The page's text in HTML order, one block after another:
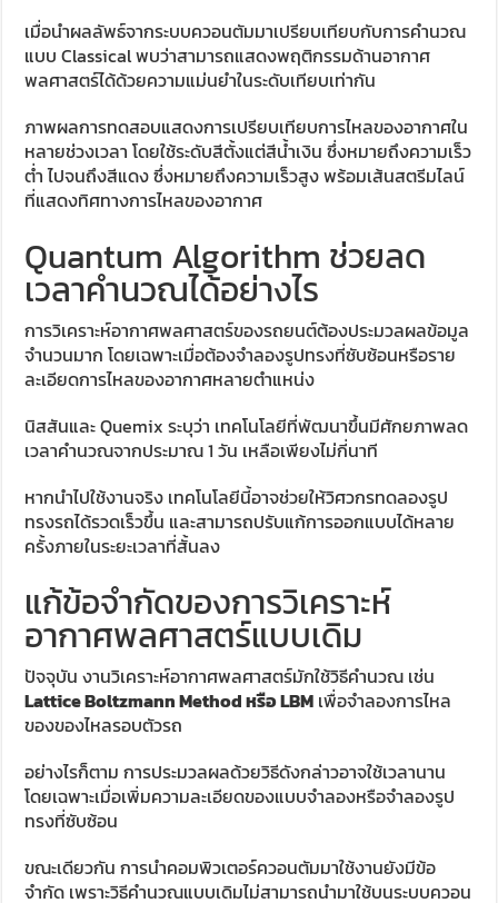
เมื่อนำผลลัพธ์จากระบบควอนตัมมาเปรียบเทียบกับการคำนวณ
แบบ Classical พบว่าสามารถแสดงพฤติกรรมด้านอากาศ
พลศาสตร์ได้ด้วยความแม่นยำในระดับเทียบเท่ากัน
ภาพผลการทดสอบแสดงการเปรียบเทียบการไหลของอากาศใน
หลายช่วงเวลา โดยใช้ระดับสีตั้งแต่สีน้ำเงิน ซึ่งหมายถึงความเร็ว
ต่ำ ไปจนถึงสีแดง ซึ่งหมายถึงความเร็วสูง พร้อมเส้นสตรีมไลน์
ที่แสดงทิศทางการไหลของอากาศ
Quantum Algorithm ช่วยลด
เวลาคำนวณได้อย่างไร
การวิเคราะห์อากาศพลศาสตร์ของรถยนต์ต้องประมวลผลข้อมูล
จำนวนมาก โดยเฉพาะเมื่อต้องจำลองรูปทรงที่ซับซ้อนหรือราย
ละเอียดการไหลของอากาศหลายตำแหน่ง
นิสสันและ Quemix ระบุว่า เทคโนโลยีที่พัฒนาขึ้นมีศักยภาพลด
เวลาคำนวณจากประมาณ 1 วัน เหลือเพียงไม่กี่นาที
หากนำไปใช้งานจริง เทคโนโลยีนี้อาจช่วยให้วิศวกรทดลองรูป
ทรงรถได้รวดเร็วขึ้น และสามารถปรับแก้การออกแบบได้หลาย
ครั้งภายในระยะเวลาที่สั้นลง
แก้ข้อจำกัดของการวิเคราะห์
อากาศพลศาสตร์แบบเดิม
ปัจจุบัน งานวิเคราะห์อากาศพลศาสตร์มักใช้วิธีคำนวณ เช่น
Lattice Boltzmann Method หรือ LBM เพื่อจำลองการไหล
ของของไหลรอบตัวรถ
อย่างไรก็ตาม การประมวลผลด้วยวิธีดังกล่าวอาจใช้เวลานาน
โดยเฉพาะเมื่อเพิ่มความละเอียดของแบบจำลองหรือจำลองรูป
ทรงที่ซับซ้อน
ขณะเดียวกัน การนำคอมพิวเตอร์ควอนตัมมาใช้งานยังมีข้อ
จำกัด เพราะวิธีคำนวณแบบเดิมไม่สามารถนำมาใช้บนระบบควอน